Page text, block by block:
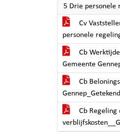
5 Drie personele
Cv
personele
Cb
Gemeente
Cb
Gennep_Getekend
Cb Regeling